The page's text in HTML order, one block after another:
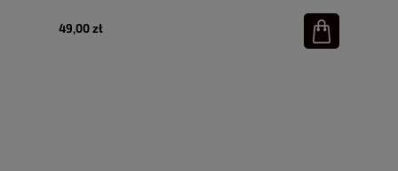
49,00 zł